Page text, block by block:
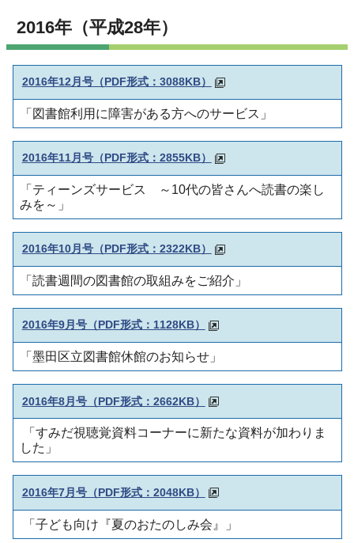
2016年（平成28年）
2016年12月号（PDF形式：3088KB）
「図書館利用に障害がある方へのサービス」
2016年11月号（PDF形式：2855KB）
「ティーンズサービス ～10代の皆さんへ読書の楽し
みを～」
2016年10月号（PDF形式：2322KB）
「読書週間の図書館の取組みをご紹介」
2016年9月号（PDF形式：1128KB）
「墨田区立図書館休館のお知らせ」
2016年8月号（PDF形式：2662KB）
「すみだ視聴覚資料コーナーに新たな資料が加わりま
した」
2016年7月号（PDF形式：2048KB）
「子ども向け『夏のおたのしみ会』」